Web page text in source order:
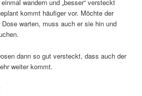
wandern und „besser“ versteckt
kommt häufiger vor. Möchte der
warten, muss auch er sie hin und
dann so gut versteckt, dass auch der
weiter kommt.